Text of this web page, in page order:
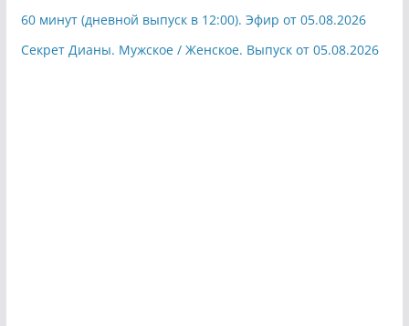
60 минут (дневной выпуск в 12:00). Эфир от 05.08.2026
Секрет Дианы. Мужское / Женское. Выпуск от 05.08.2026